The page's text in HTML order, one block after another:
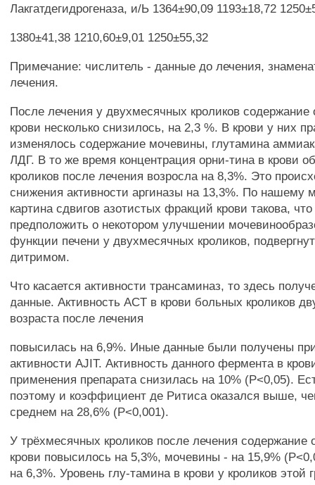
Лакгатдегидрогеназа, и/Ь 1364±90,09 1193±18,72
1380±41,38 1210,60±9,01 1250±55,32
Примечание: числитель - данные до лечения,
лечения.
После лечения у двухмесячных кроликов содержание
крови несколько снизилось, на 2,3 %. В крови у них
изменялось содержание мочевины, глутамина
ЛДГ. В то же время концентрация орни-тина в крови
кроликов после лечения возросла на 8,3%. Это
снижения активности аргиназы на 13,3%. По нашему
картина сдвигов азотистых фракций крови такова,
предположить о некотором улучшении
функции печени у двухмесячных кроликов,
дитримом.
Что касается активности трансаминаз, то здесь
данные. Активность ACT в крови больных кроликов
возраста после лечения
повысилась на 6,9%. Иные данные были получены
активности AJIT. Активность данного фермента в
применения препарата снизилась на 10% (Р<0,05).
поэтому и коэффициент де Ритиса оказался выше,
среднем на 28,6% (Р<0,001).
У трёхмесячных кроликов после лечения содержание
крови повысилось на 5,3%, мочевины - на 15,9%
на 6,3%. Уровень глу-тамина в крови у кроликов этой